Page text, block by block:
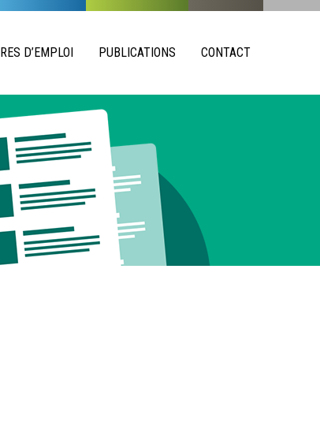
D’EMPLOI PUBLICATIONS CONTACT